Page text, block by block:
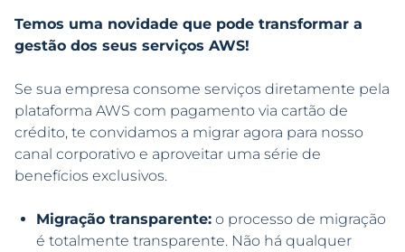
Temos uma novidade que pode transformar a
gestão dos seus serviços AWS!
Se sua empresa consome serviços diretamente pela
plataforma AWS com pagamento via cartão de
crédito, te convidamos a migrar agora para nosso
canal corporativo e aproveitar uma série de
benefícios exclusivos.
Migração transparente: o processo de migração
é totalmente transparente. Não há qualquer